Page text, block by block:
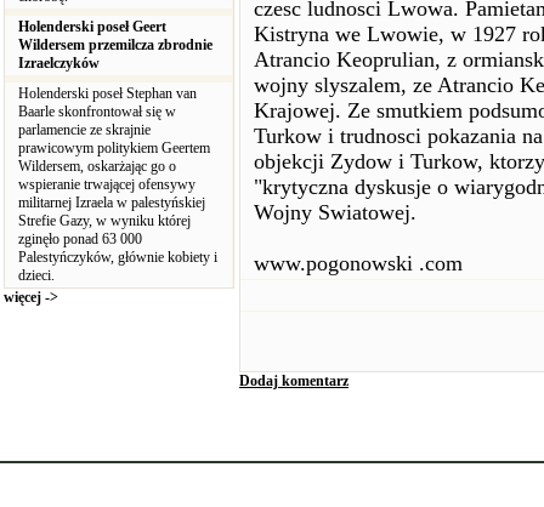
Holenderski poseł Geert
Wildersem przemilcza zbrodnie
Izraelczyków
Holenderski poseł Stephan van
Baarle skonfrontował się w
parlamencie ze skrajnie
prawicowym politykiem Geertem
Wildersem, oskarżając go o
wspieranie trwającej ofensywy
militarnej Izraela w palestyńskiej
Strefie Gazy, w wyniku której
zginęło ponad 63 000
Palestyńczyków, głównie kobiety i
dzieci.
więcej ->
czesc ludnosci Lwowa.
Kistryna we Lwowie, w 1927
Atrancio Keoprulian, z
wojny slyszalem, ze Atrancio
Krajowej. Ze smutkiem
Turkow i trudnosci pokazania
objekcji Zydow i Turkow,
"krytyczna dyskusje o
Wojny Swiatowej.
www.pogonowski .com
Dodaj komentarz